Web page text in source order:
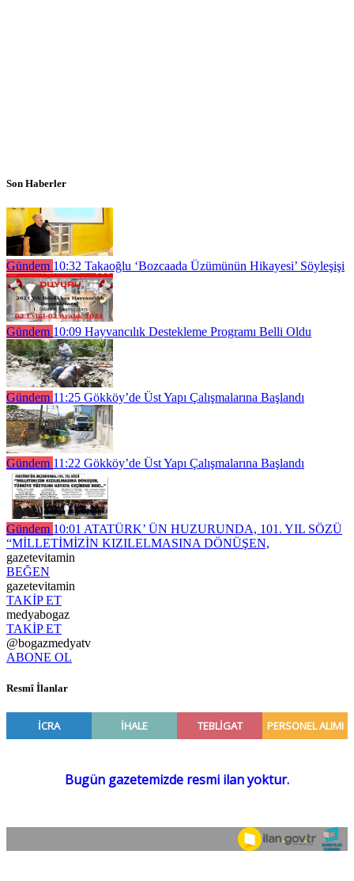
Son Haberler
Gündem 10:32 Takaoğlu ‘Bozcaada Üzümünün Hikayesi’ Söyleşişi
Gündem 10:09 Hayvancılık Destekleme Programı Belli Oldu
Gündem 11:25 Gökköy’de Üst Yapı Çalışmalarına Başlandı
Gündem 11:22 Gökköy’de Üst Yapı Çalışmalarına Başlandı
Gündem 10:01 ATATÜRK’ ÜN HUZURUNDA, 101. YIL SÖZÜ
“MİLLETİMİZİN KIZILELMASINA DÖNÜŞEN,
gazetevitamin
BEĞEN
gazetevitamin
TAKİP ET
medyabogaz
TAKİP ET
@bogazmedyatv
ABONE OL
Resmî İlanlar